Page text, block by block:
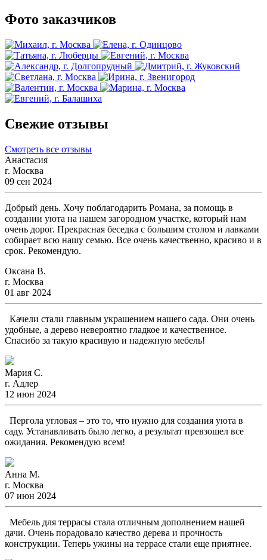
Фото заказчиков
Свежие отзывы
Смотреть все отзывы
Анастасия
г. Москва
09 сен 2024
Добрый день. Хочу поблагодарить Романа, за помощь в
создании уюта на нашем загородном участке, который нам
очень дорог. Прекрасная беседка с большим столом и лавками
собирает всю нашу семью. Все очень качественно, красиво и в
срок. Рекомендую.
Оксана В.
г. Москва
01 авг 2024
Качели стали главным украшением нашего сада. Они очень
удобные, а дерево невероятно гладкое и качественное.
Спасибо за такую красивую и надежную мебель!
Мария С.
г. Адлер
12 июн 2024
Пергола угловая – это то, что нужно для создания уюта в
саду. Устанавливать было легко, а результат превзошел все
ожидания. Рекомендую всем!
Анна М.
г. Москва
07 июн 2024
Мебель для террасы стала отличным дополнением нашей
дачи. Очень порадовало качество дерева и прочность
конструкции. Теперь ужины на террасе стали еще приятнее.